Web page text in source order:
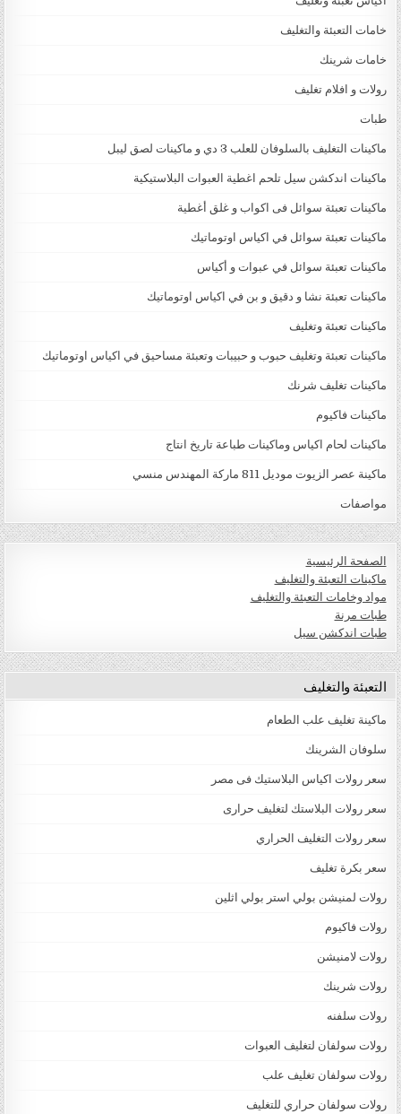
خامات التعبئة والتغليف
خامات شرينك
رولات و افلام تغليف
طبات
ماكينات التغليف بالسلوفان للعلب 3 دي و ماكينات لصق ليبل
ماكينات اندكشن سيل تلحم اغطية العبوات البلاستيكية
ماكينات تعبئة سوائل فى اكواب و غلق أغطية
ماكينات تعبئة سوائل في اكياس اوتوماتيك
ماكينات تعبئة سوائل في عبوات و أكياس
ماكينات تعبئة نشا و دقيق و بن في اكياس اوتوماتيك
ماكينات تعبئة وتغليف
ماكينات تعبئة وتغليف حبوب و حبيبات وتعبئة مساحيق في اكياس اوتوماتيك
ماكينات تغليف شرنك
ماكينات فاكيوم
ماكينات لحام اكياس وماكينات طباعة تاريخ انتاج
ماكينة عصر الزيوت موديل 811 ماركة المهندس منسي
مواصفات
الصفحة الرئيسية
ماكينات التعبئة والتغليف
مواد وخامات التعبئة والتغليف
طبات مرنة
طبات اندكشن سيل
التعبئة والتغليف
ماكينة تغليف علب الطعام
سلوفان الشرينك
سعر رولات اكياس البلاستيك فى مصر
سعر رولات البلاستك لتغليف حرارى
سعر رولات التغليف الحراري
سعر بكرة تغليف
رولات لمنيشن بولي استر بولي اثلين
رولات فاكيوم
رولات لامنيشن
رولات شرينك
رولات سلفنه
رولات سولفان لتغليف العبوات
رولات سولفان تغليف علب
رولات سولفان حراري للتغليف